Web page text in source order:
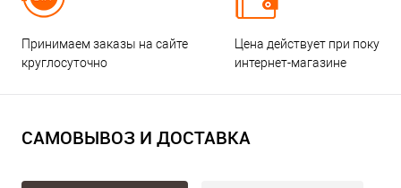
Принимаем заказы на сайте
круглосуточно
Цена действует при
интернет-магазине
САМОВЫВОЗ И ДОСТАВКА